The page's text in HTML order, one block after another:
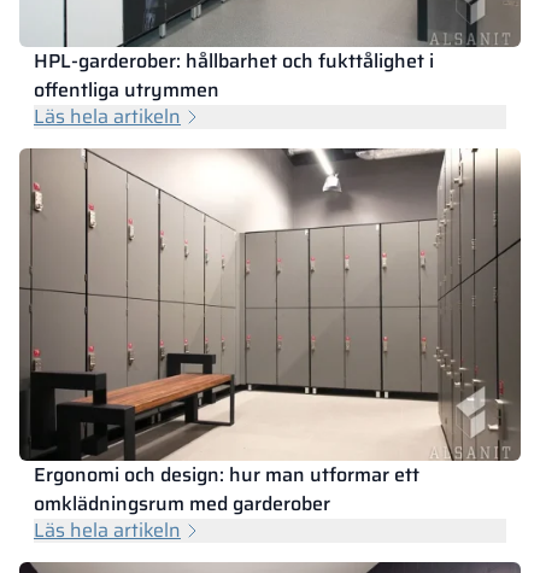
HPL-garderober: hållbarhet och fukttålighet i
offentliga utrymmen
Läs hela artikeln
Ergonomi och design: hur man utformar ett
omklädningsrum med garderober
Läs hela artikeln